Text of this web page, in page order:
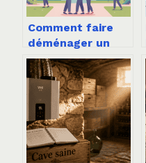
Comment faire
déménager un
voisin sans conflit
ni faux pas
juridiques